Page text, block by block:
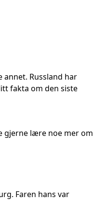
Russland har
fakta om den siste
gjerne lære noe mer om
Faren hans var